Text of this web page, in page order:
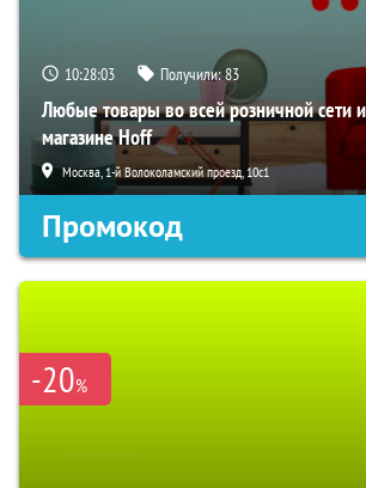
10:28:01 Получили:83
Любые товары во всей розничной сети
магазине Hoff
Москва, 1-й Волоколамский проезд, 10с1
Промокод
-20%